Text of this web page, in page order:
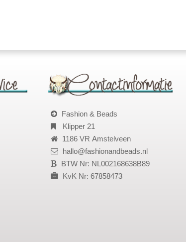
Fashion & Beads
Klipper 21
1186 VR Amstelveen
hallo@fashionandbeads.nl
BTW Nr: NL002168638B89
KvK Nr: 67858473